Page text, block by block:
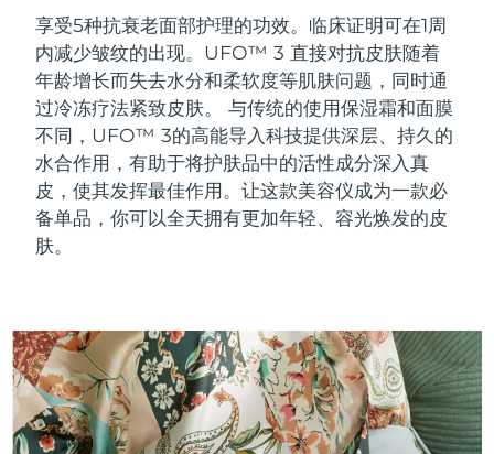
享受5种抗衰老面部护理的功效。临床证明可在1周
内减少皱纹的出现。UFO™ 3 直接对抗皮肤随着
年龄增长而失去水分和柔软度等肌肤问题，同时通
过冷冻疗法紧致皮肤。
与传统的使用保湿霜和面膜
不同，UFO™ 3的高能导入科技提供深层、持久的
水合作用，有助于将护肤品中的活性成分深入真
皮，使其发挥最佳作用。让这款美容仪成为一款必
备单品，你可以全天拥有更加年轻、容光焕发的皮
肤。
LUNA™ 4 套装
Anti-aging massage
LUNA™ 4 Plus
Massage, LED heating
LUNA™ 4 mini
For young skin, T-zone
BEAR™ 2 套装
Microcurrent toning
BEAR™ 2 go
Microcurrent toning on-the-go
面部提拉护理
Premium anti-aging skincare
补水保湿
UFO™ 3 套装
Deep facial hydration
device
UFO™ 3 mini
Red light therapy device for young skin
口腔护理
issa™ 4
Hybrid silicone sonic toothbrush
issa™ 4 smile
Hybrid silicone sonic toothbrush
FAQ™ 抗老护理
抗老
FAQ™ 101
Clinical anti-aging
LED治疗
FAQ™ 201
LED mask
NEW
比利时 预计送达日期8/9/26
百慕大 预计送达日期8/15/26
波斯尼亚和黑塞哥维那 预计送达日期8/12/26
文莱 预计送达日期8/14/26
保加利亚 预计送达日期8/9/26
中国 预计送达日期8/9/26
哥伦比亚 预计送达日期8/13/26